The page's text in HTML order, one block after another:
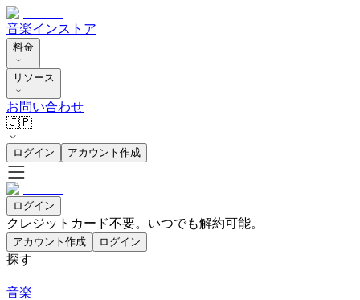
音楽インストア
料金
リソース
お問い合わせ
🇯🇵
ログイン アカウント作成
ログイン
クレジットカード不要。いつでも解約可能。
アカウント作成 ログイン
探す
音楽